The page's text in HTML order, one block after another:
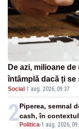
De azi, milioane
întâmplă dacă ți
Social ·1 aug. 2026, 09:37
2 Politica-1 aug. 2026,
Piperea, semnal
cash, în